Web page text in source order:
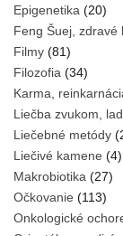
Epigenetika (20)
Feng Šuej, zdravé
Filmy (81)
Filozofia (34)
Karma,
Liečba zvukom,
Liečebné metódy
Liečivé kamene (4)
Makrobiotika (27)
Očkovanie (113)
Onkologické